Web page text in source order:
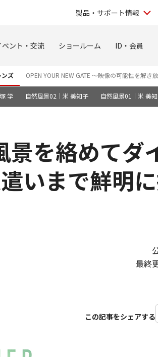
製品・サポート情報
ベント・交流 ショールーム ID・会員
ンズ OPEN YOUR NEW GATE ～映像の可能性を解き放
学 自然風景02｜米 美知子 自然風景01｜米 美
を絡めてダ
いまで鮮明
最終